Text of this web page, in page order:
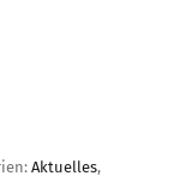
Aktuelles,